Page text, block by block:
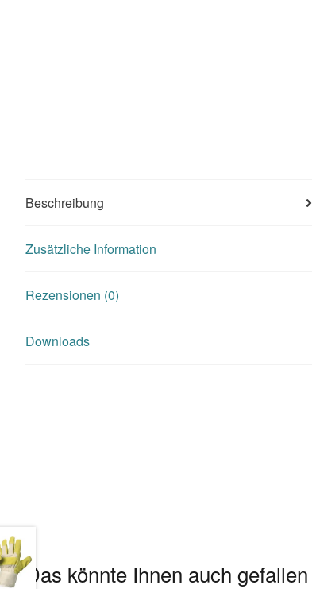
Beschreibung
Zusätzliche Information
Rezensionen (0)
Downloads
Das könnte Ihnen auch